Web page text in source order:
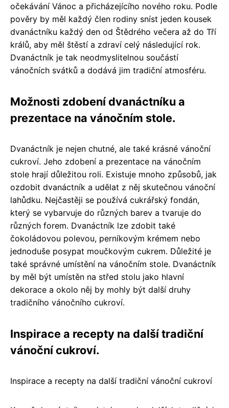
očekávání Vánoc a přicházejícího nového roku. Podle
pověry by měl každý člen rodiny sníst jeden kousek
dvanáctníku každý den od Štědrého večera až do Tří
králů, aby měl štěstí a zdraví celý následující rok.
Dvanáctník je tak neodmyslitelnou součástí
vánočních svátků a dodává jim tradiční atmosféru.
Možnosti zdobení dvanáctníku a
prezentace na vánočním stole.
Dvanáctník je nejen chutné, ale také krásné vánoční
cukroví. Jeho zdobení a prezentace na vánočním
stole hrají důležitou roli. Existuje mnoho způsobů, jak
ozdobit dvanáctník a udělat z něj skutečnou vánoční
lahůdku. Nejčastěji se používá cukrářský fondán,
který se vybarvuje do různých barev a tvaruje do
různých forem. Dvanáctník lze zdobit také
čokoládovou polevou, perníkovým krémem nebo
jednoduše posypat moučkovým cukrem. Důležité je
také správné umístění na vánočním stole. Dvanáctník
by měl být umístěn na střed stolu jako hlavní
dekorace a okolo něj by mohly být další druhy
tradičního vánočního cukroví.
Inspirace a recepty na další tradiční
vánoční cukroví.
Inspirace a recepty na další tradiční vánoční cukroví